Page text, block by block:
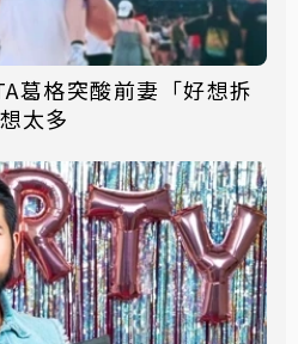
葛格突酸前妻「好想拆
太多